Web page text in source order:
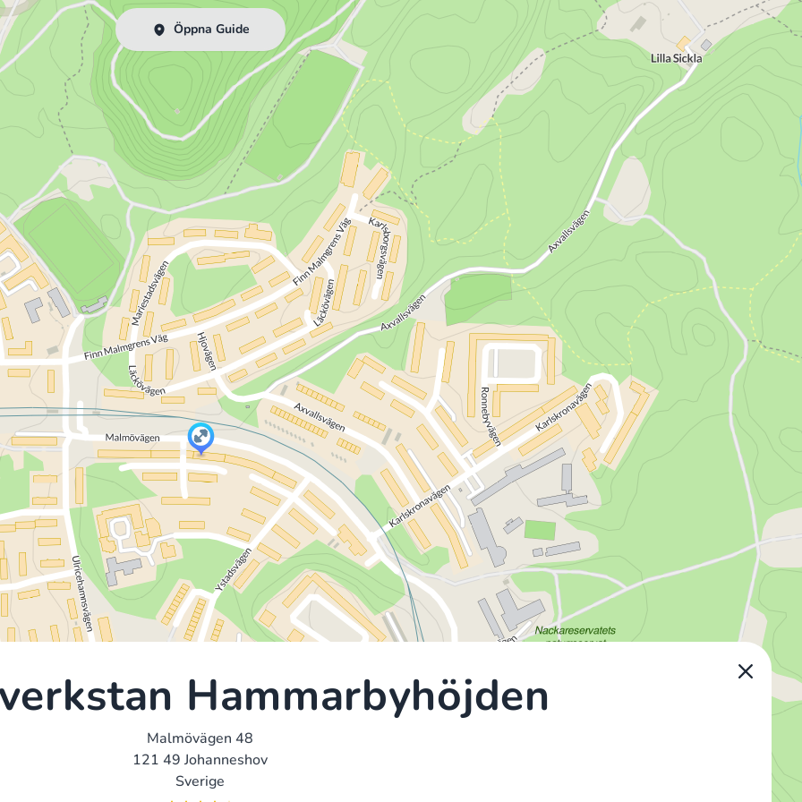
Öppna Guide
Hammarbyhöjden
Malmövägen 48
121 49 Johanneshov
Sverige